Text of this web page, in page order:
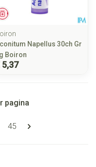
Geneesmiddel
Napellus 30ch Gr
Boiron
5,37
pagina
Pagina
45
pagina